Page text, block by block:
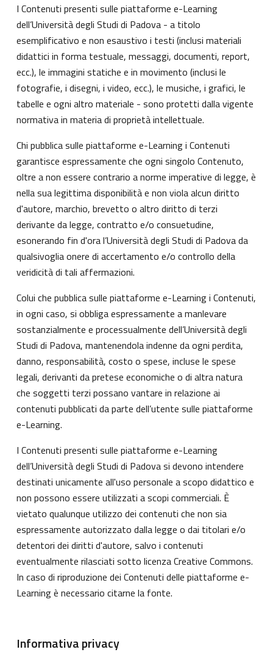
I Contenuti presenti sulle piattaforme e-Learning
dell’Università degli Studi di Padova - a titolo
esemplificativo e non esaustivo i testi (inclusi materiali
didattici in forma testuale, messaggi, documenti, report,
ecc.), le immagini statiche e in movimento (inclusi le
fotografie, i disegni, i video, ecc.), le musiche, i grafici, le
tabelle e ogni altro materiale - sono protetti dalla vigente
normativa in materia di proprietà intellettuale.
Chi pubblica sulle piattaforme e-Learning i Contenuti
garantisce espressamente che ogni singolo Contenuto,
oltre a non essere contrario a norme imperative di legge, è
nella sua legittima disponibilità e non viola alcun diritto
d'autore, marchio, brevetto o altro diritto di terzi
derivante da legge, contratto e/o consuetudine,
esonerando fin d'ora l’Università degli Studi di Padova da
qualsivoglia onere di accertamento e/o controllo della
veridicità di tali affermazioni.
Colui che pubblica sulle piattaforme e-Learning i Contenuti,
in ogni caso, si obbliga espressamente a manlevare
sostanzialmente e processualmente dell’Università degli
Studi di Padova, mantenendola indenne da ogni perdita,
danno, responsabilità, costo o spese, incluse le spese
legali, derivanti da pretese economiche o di altra natura
che soggetti terzi possano vantare in relazione ai
contenuti pubblicati da parte dell’utente sulle piattaforme
e-Learning.
I Contenuti presenti sulle piattaforme e-Learning
dell’Università degli Studi di Padova si devono intendere
destinati unicamente all'uso personale a scopo didattico e
non possono essere utilizzati a scopi commerciali. È
vietato qualunque utilizzo dei contenuti che non sia
espressamente autorizzato dalla legge o dai titolari e/o
detentori dei diritti d'autore, salvo i contenuti
eventualmente rilasciati sotto licenza Creative Commons.
In caso di riproduzione dei Contenuti delle piattaforme e-
Learning è necessario citarne la fonte.
Informativa privacy